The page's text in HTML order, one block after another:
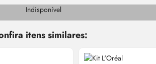
Indisponível
itens similares: